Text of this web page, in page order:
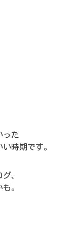
った
時期です。
、
。